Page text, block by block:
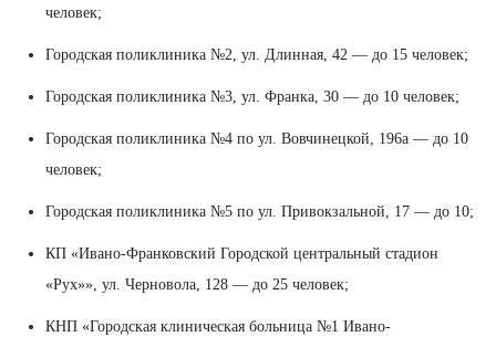
человек;
Городская поликлиника №2, ул. Длинная, 42 — до 15 человек;
Городская поликлиника №3, ул. Франка, 30 — до 10 человек;
Городская поликлиника №4 по ул. Вовчинецкой, 196а — до 10
человек;
Городская поликлиника №5 по ул. Привокзальной, 17 — до 10;
КП «Ивано-Франковский Городской центральный стадион
«Рух»», ул. Черновола, 128 — до 25 человек;
КНП «Городская клиническая больница №1 Ивано-